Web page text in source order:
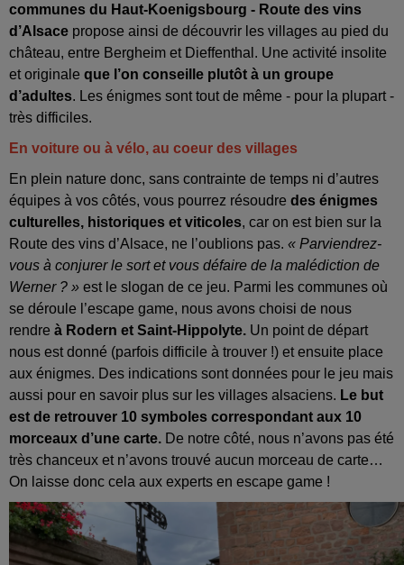
communes du Haut-Koenigsbourg - Route des vins
d’Alsace propose ainsi de découvrir les villages au pied du
château, entre Bergheim et Dieffenthal. Une activité insolite
et originale que l’on conseille plutôt à un groupe
d’adultes. Les énigmes sont tout de même - pour la plupart -
très difficiles.
En voiture ou à vélo, au coeur des villages
En plein nature donc, sans contrainte de temps ni d’autres
équipes à vos côtés, vous pourrez résoudre des énigmes
culturelles, historiques et viticoles, car on est bien sur la
Route des vins d’Alsace, ne l’oublions pas. « Parviendrez-
vous à conjurer le sort et vous défaire de la malédiction de
Werner ? » est le slogan de ce jeu. Parmi les communes où
se déroule l’escape game, nous avons choisi de nous
rendre à Rodern et Saint-Hippolyte. Un point de départ
nous est donné (parfois difficile à trouver !) et ensuite place
aux énigmes. Des indications sont données pour le jeu mais
aussi pour en savoir plus sur les villages alsaciens. Le but
est de retrouver 10 symboles correspondant aux 10
morceaux d’une carte. De notre côté, nous n’avons pas été
très chanceux et n’avons trouvé aucun morceau de carte…
On laisse donc cela aux experts en escape game !